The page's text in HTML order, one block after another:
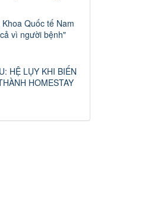
Quốc tế Nam
vì người bệnh"
HỆ LỤY KHI BIẾN
HOMESTAY